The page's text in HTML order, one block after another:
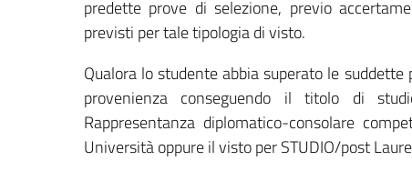
predette prove di selezione, previo
previsti per tale tipologia di visto.
Qualora lo studente abbia superato le
provenienza conseguendo il titolo di
Rappresentanza diplomatico-consolare
Università oppure il visto per STUDIO/post